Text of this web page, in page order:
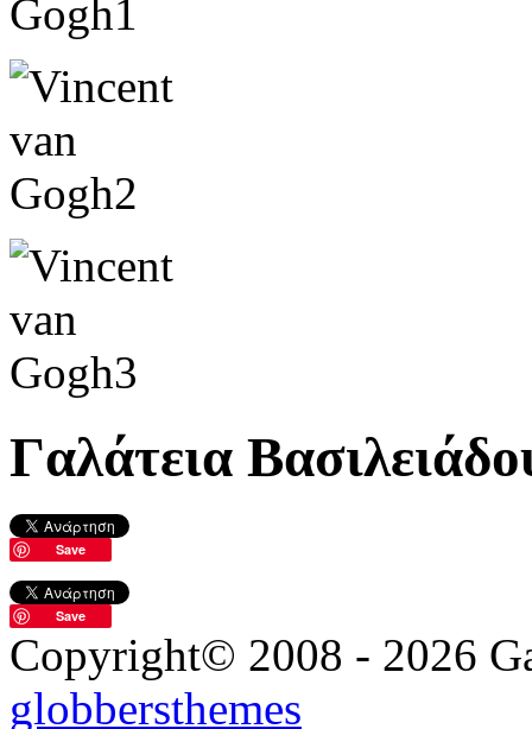
Γαλάτεια
Save
Save
Copyright© 2008 - 2026
globbersthemes